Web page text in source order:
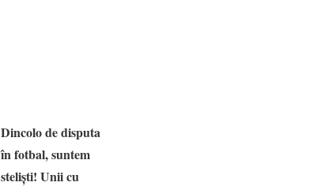
Dincolo de disputa
în fotbal, suntem
steliști! Unii cu